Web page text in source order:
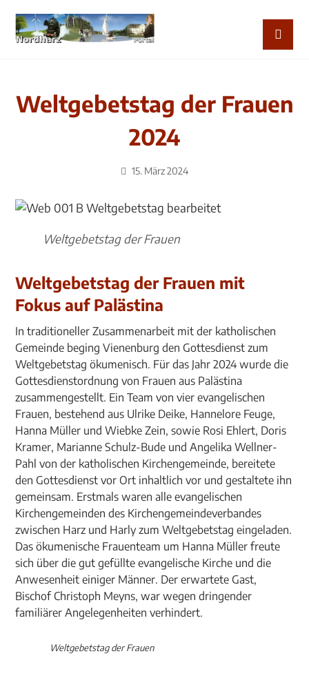
Weltgebetstag der Frauen
2024
15. März 2024
Weltgebetstag der Frauen
Weltgebetstag der Frauen mit
Fokus auf Palästina
In traditioneller Zusammenarbeit mit der katholischen
Gemeinde beging Vienenburg den Gottesdienst zum
Weltgebetstag ökumenisch. Für das Jahr 2024 wurde die
Gottesdienstordnung von Frauen aus Palästina
zusammengestellt. Ein Team von vier evangelischen
Frauen, bestehend aus Ulrike Deike, Hannelore Feuge,
Hanna Müller und Wiebke Zein, sowie Rosi Ehlert, Doris
Kramer, Marianne Schulz-Bude und Angelika Wellner-
Pahl von der katholischen Kirchengemeinde, bereitete
den Gottesdienst vor Ort inhaltlich vor und gestaltete ihn
gemeinsam. Erstmals waren alle evangelischen
Kirchengemeinden des Kirchengemeindeverbandes
zwischen Harz und Harly zum Weltgebetstag eingeladen.
Das ökumenische Frauenteam um Hanna Müller freute
sich über die gut gefüllte evangelische Kirche und die
Anwesenheit einiger Männer. Der erwartete Gast,
Bischof Christoph Meyns, war wegen dringender
familiärer Angelegenheiten verhindert.
Weltgebetstag der Frauen